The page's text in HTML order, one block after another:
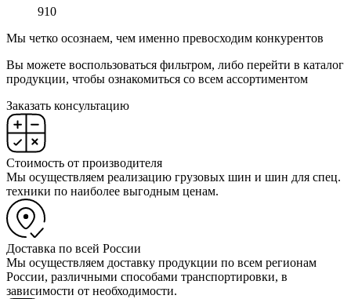
910
Мы четко осознаем, чем именно превосходим конкурентов
Вы можете воспользоваться фильтром, либо перейти в каталог
продукции, чтобы ознакомиться со всем ассортиментом
Заказать консультацию
Стоимость от производителя
Мы осуществляем реализацию грузовых шин и шин для спец.
техники по наиболее выгодным ценам.
Доставка по всей России
Мы осуществляем доставку продукции по всем регионам
России, различными способами транспортировки, в
зависимости от необходимости.